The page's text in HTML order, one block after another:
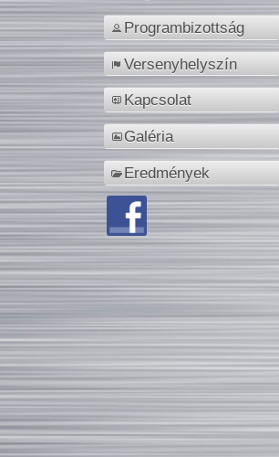
Programbizottság
Versenyhelyszín
Kapcsolat
Galéria
Eredmények